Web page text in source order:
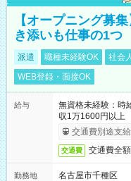
【オープニング募
き添いも仕事の1つ
派遣 職種未経験OK 社会
WEB登録・面接OK
給与
無資格未経験：
収1万1600円以上
交通費別途支
交通費 交通費全
勤務地
名古屋市千種区